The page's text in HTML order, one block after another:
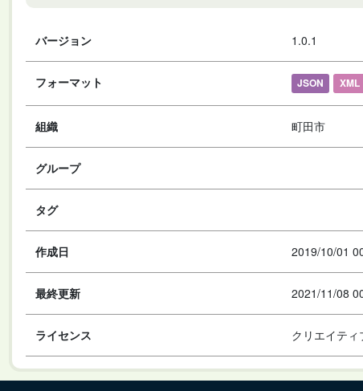
バージョン 1.0.1
フォーマット JSON XML
組織 町田市
グループ
タグ
作成日 2019/10/01
最終更新 2021/11/08
ライセンス クリエイティ